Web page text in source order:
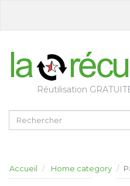
Réutilisation
Accueil Home category